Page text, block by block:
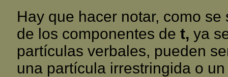
Hay que hacer notar, como
de los componentes de t, ya
partículas verbales, pueden
una partícula irrestringida o